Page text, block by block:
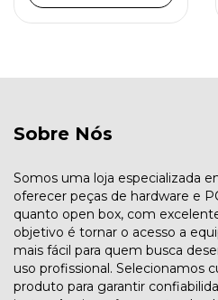
Sobre Nós
Somos uma loja especializada
oferecer peças de hardware e
quanto open box, com
objetivo é tornar o acesso a
mais fácil para quem busca
uso profissional. Selecionamos
produto para garantir